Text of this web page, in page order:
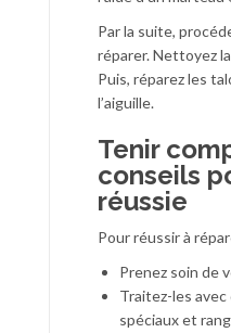
Par la suite,
réparer.Nettoyez
Puis, réparezles
l’aiguille.
Tenir
conseils
réussie
Pour réussir à
Prenez soin de
Traitez-les
spéciaux et